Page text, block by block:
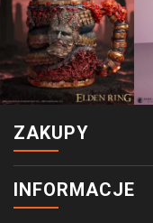
ZAKUPY
INFORMACJE